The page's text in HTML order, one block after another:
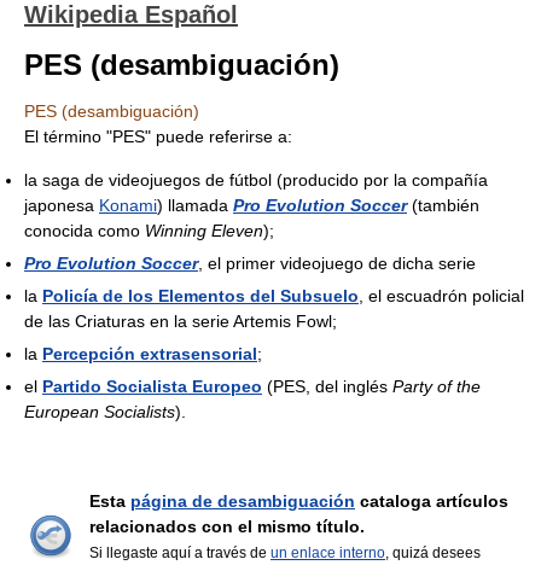
Wikipedia Español
PES (desambiguación)
PES (desambiguación)
El término "PES" puede referirse a:
la saga de videojuegos de fútbol (producido por la compañía
japonesa Konami) llamada Pro Evolution Soccer(también
conocida como Winning Eleven);
Pro Evolution Soccer, el primer videojuego de dicha serie
la Policía de los Elementos del Subsuelo , el escuadrón policial
de las Criaturas en la serie Artemis Fowl;
la Percepción extrasensorial;
el Partido Socialista Europeo (PES, del inglés Party of the
European Socialists).
Esta página de desambiguación cataloga artículos
relacionados con el mismo título.
Si llegaste aquí a través de un enlace interno, quizá desees